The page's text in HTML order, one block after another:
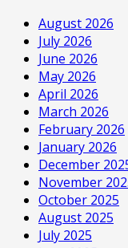
August 2026
July 2026
June 2026
May 2026
April 2026
March 2026
February 2026
January 2026
December
November
October 2025
August 2025
July 2025